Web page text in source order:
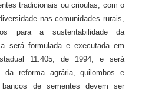
tradicionais ou crioulas, com o
nas comunidades rurais,
para a sustentabilidade da
será formulada e executada em
11.405, de 1994, e será
da reforma agrária, quilombos e
de sementes devem ser